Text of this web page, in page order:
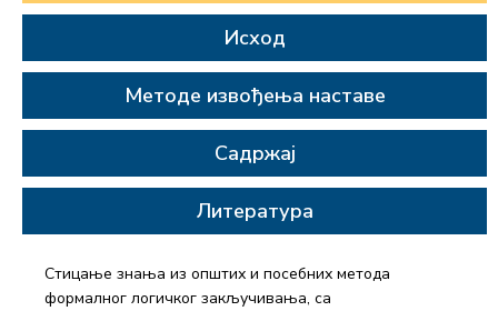
Исход
Методе извођења наставе
Садржај
Литература
Стицање знања из општих и посебних метода
формалног логичког закључивања, са